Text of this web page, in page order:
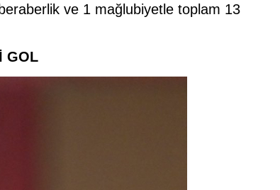
ve 1 mağlubiyetle toplam 13
GOL